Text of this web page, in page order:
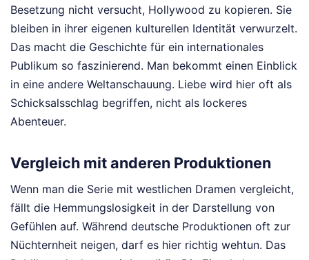
Besetzung nicht versucht, Hollywood zu kopieren. Sie
bleiben in ihrer eigenen kulturellen Identität verwurzelt.
Das macht die Geschichte für ein internationales
Publikum so faszinierend. Man bekommt einen Einblick
in eine andere Weltanschauung. Liebe wird hier oft als
Schicksalsschlag begriffen, nicht als lockeres
Abenteuer.
Vergleich mit anderen Produktionen
Wenn man die Serie mit westlichen Dramen vergleicht,
fällt die Hemmungslosigkeit in der Darstellung von
Gefühlen auf. Während deutsche Produktionen oft zur
Nüchternheit neigen, darf es hier richtig wehtun. Das